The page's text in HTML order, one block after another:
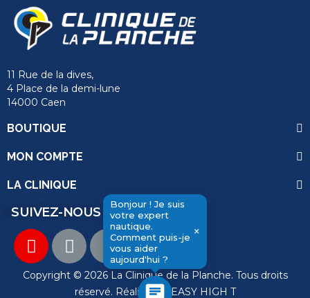
Bonjour ! Je suis
votre expert
nautique.
Comment puis-je
vous aider
aujourd'hui ?
×
chat
11 Rue de la dives,
4 Place de la demi-lune
14000 Caen
BOUTIQUE
MON COMPTE
LA CLINIQUE
SUIVEZ-NOUS
Copyright © 2026 La Clinique de la Planche. Tous droits
réservé. Réalisation EASY HIGH T